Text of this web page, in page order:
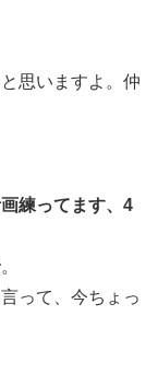
思いますよ。仲
練ってます、4
って、今ちょっ